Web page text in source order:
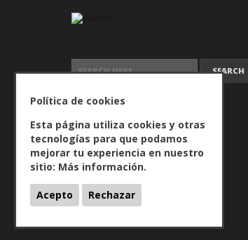
Política de cookies
Esta página utiliza cookies y otras
tecnologías para que podamos
mejorar tu experiencia en nuestro
sitio: Más información.
Acepto Rechazar